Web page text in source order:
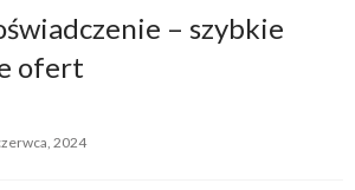
– szybkie
ofert
2024